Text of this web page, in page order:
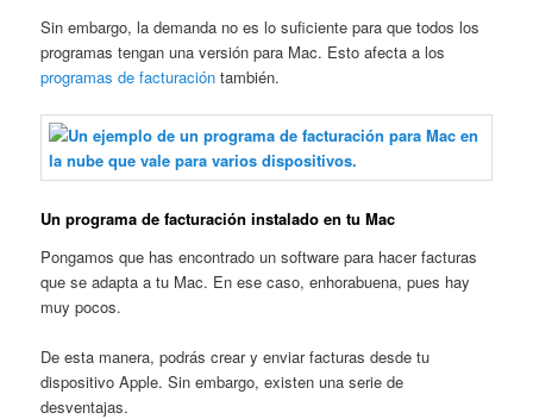
Sin embargo, la demanda no es lo suficiente para que todos los
programas tengan una versión para Mac. Esto afecta a los
programas de facturación también.
Un programa de facturación instalado en tu Mac
Pongamos que has encontrado un software para hacer facturas
que se adapta a tu Mac. En ese caso, enhorabuena, pues hay
muy pocos.
De esta manera, podrás crear y enviar facturas desde tu
dispositivo Apple. Sin embargo, existen una serie de
desventajas.